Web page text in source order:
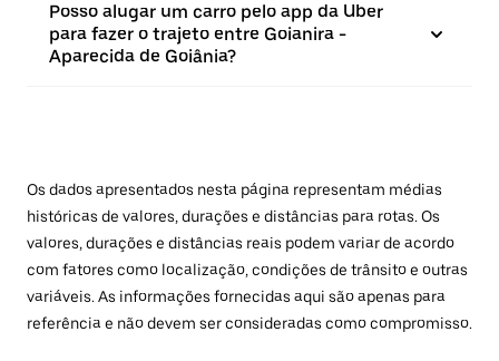
Posso alugar um carro pelo app da Uber
para fazer o trajeto entre Goianira -
Aparecida de Goiânia?
Os dados apresentados nesta página representam médias
históricas de valores, durações e distâncias para rotas. Os
valores, durações e distâncias reais podem variar de acordo
com fatores como localização, condições de trânsito e outras
variáveis. As informações fornecidas aqui são apenas para
referência e não devem ser consideradas como compromisso.